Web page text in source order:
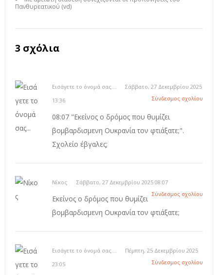
Πανθυρεατικού (vd)
3 σχόλια
Εισάγετε το όνομά σας...
Σάββατο, 27 Δεκεμβρίου 2025
13:36
Σύνδεσμος σχολίου
08:07 "Εκείνος ο δρόμος που θυμίζει
βομβαρδισμενη Ουκρανία τον φτιάξατε;".
Σχολείο έβγαλες;
Νίκος
Σάββατο, 27 Δεκεμβρίου 2025 08:07
Σύνδεσμος σχολίου
Εκείνος ο δρόμος που θυμίζει
βομβαρδισμενη Ουκρανία τον φτιάξατε;
Εισάγετε το όνομά σας...
Πέμπτη, 25 Δεκεμβρίου 2025
23:05
Σύνδεσμος σχολίου